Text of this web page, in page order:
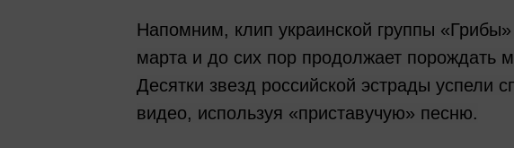
Напомним, клип украинской группы
марта и до сих пор продолжает порождать
Десятки звезд российской эстрады успели
видео, используя «приставучую» песню.